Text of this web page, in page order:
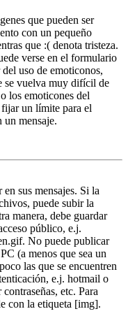
que pueden ser
con un pequeño
que :( denota tristeza.
verse en el formulario
uso de emoticonos,
se vuelva muy difícil de
los emoticones del
un límite para el
un mensaje.
en sus mensajes. Si la
puede subir la
manera, debe guardar
público, e.j.
No puede publicar
(a menos que sea un
las que se encuentren
e.j. hotmail o
etc. Para
con la etiqueta [img].